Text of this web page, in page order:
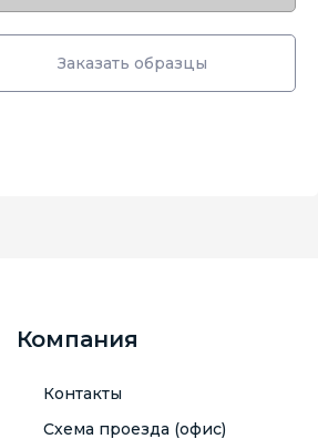
Заказать образцы
Компания
Контакты
Схема проезда (офис)